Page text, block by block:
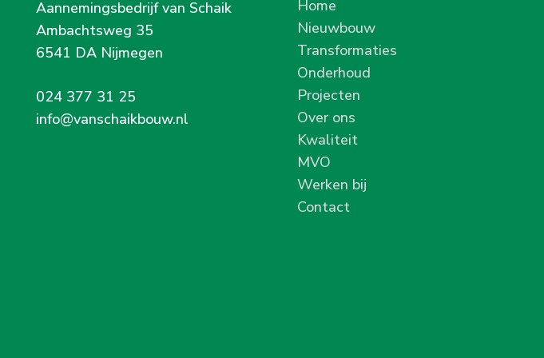
Aannemingsbedrijf van Schaik
Ambachtsweg 35
6541 DA Nijmegen
024 377 31 25
info@vanschaikbouw.nl
Home
Nieuwbouw
Transformaties
Onderhoud
Projecten
Over ons
Kwaliteit
MVO
Werken bij
Contact